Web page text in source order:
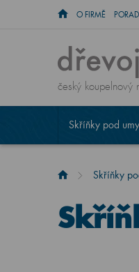
O FIRMĚ
český koupelnový
Skříňky pod
Skříňky